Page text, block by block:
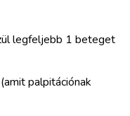
legfeljebb 1 beteget
palpitációnak